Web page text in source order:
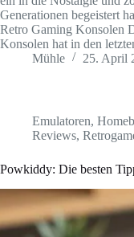
Generationen begeistert
Retro Gaming Konsolen
Konsolen hat in den
Mühle
25. April
Emulatoren,
Reviews,
Powkiddy: Die besten